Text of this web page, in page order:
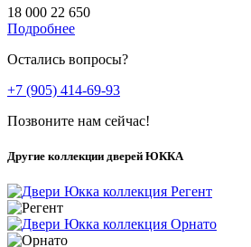
18 000 22 650
Подробнее
Остались вопросы?
+7 (905) 414-69-93
Позвоните нам сейчас!
Другие коллекции дверей ЮККА